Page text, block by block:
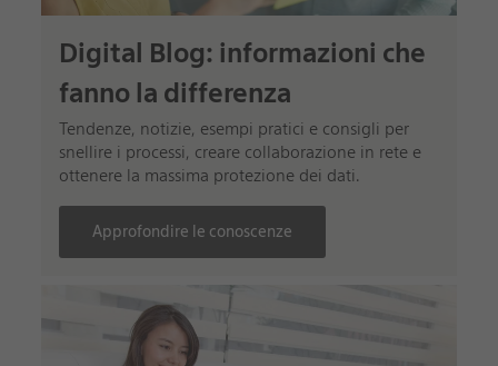
Digital Blog: informazioni che
fanno la differenza
Tendenze, notizie, esempi pratici e consigli per
snellire i processi, creare collaborazione in rete e
ottenere la massima protezione dei dati.
Approfondire le conoscenze